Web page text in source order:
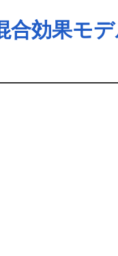
合効果モ